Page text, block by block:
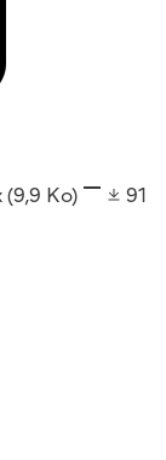
(9,9 Ko)
91